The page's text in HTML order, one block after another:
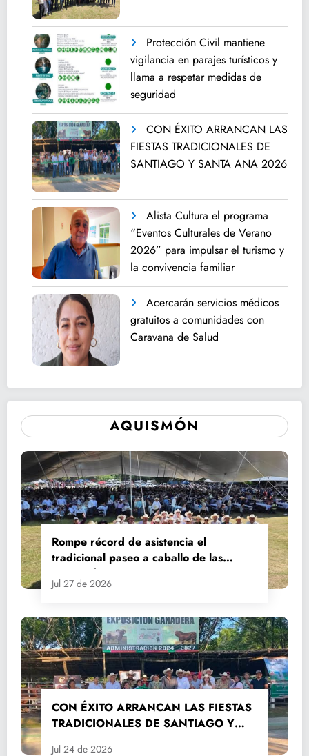
Protección Civil mantiene
vigilancia en parajes turísticos y
llama a respetar medidas de
seguridad
CON ÉXITO ARRANCAN LAS
FIESTAS TRADICIONALES DE
SANTIAGO Y SANTA ANA 2026
Alista Cultura el programa
“Eventos Culturales de Verano
2026” para impulsar el turismo y
la convivencia familiar
Acercarán servicios médicos
gratuitos a comunidades con
Caravana de Salud
AQUISMÓN
Rompe récord de asistencia el
tradicional paseo a caballo de las
Fiestas de Santiago y Santa Ana
Jul 27 de 2026
CON ÉXITO ARRANCAN LAS FIESTAS
TRADICIONALES DE SANTIAGO Y
Jul 24 de 2026